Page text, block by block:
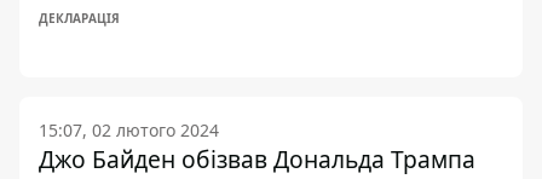
ДЕКЛАРАЦІЯ
15:07, 02 лютого 2024
Джо Байден обізвав Дональда Трампа